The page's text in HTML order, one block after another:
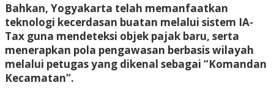
Bahkan, Yogyakarta telah memanfaatkan
teknologi kecerdasan buatan melalui sistem IA-
Tax guna mendeteksi objek pajak baru, serta
menerapkan pola pengawasan berbasis wilayah
melalui petugas yang dikenal sebagai “Komandan
Kecamatan”.